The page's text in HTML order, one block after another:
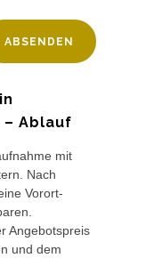
– Ablauf
mit
Nach
Vorort-
Angebotspreis
und dem